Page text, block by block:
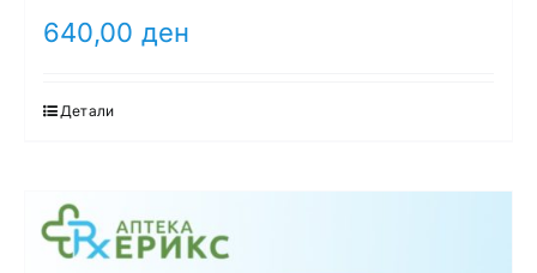
640,00 ден
Детали